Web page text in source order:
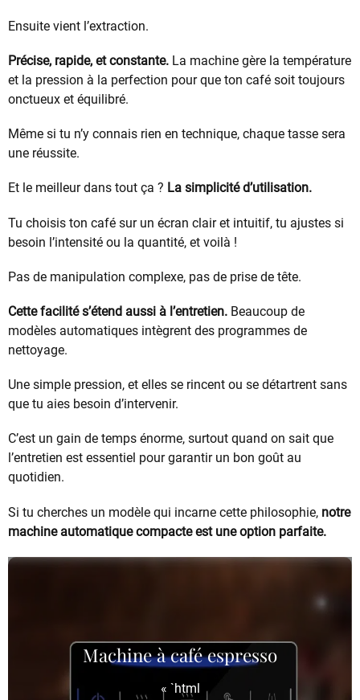
Ensuite vient l’extraction.
Précise, rapide, et constante. La machine gère la température
et la pression à la perfection pour que ton café soit toujours
onctueux et équilibré.
Même si tu n’y connais rien en technique, chaque tasse sera
une réussite.
Et le meilleur dans tout ça ? La simplicité d’utilisation.
Tu choisis ton café sur un écran clair et intuitif, tu ajustes si
besoin l’intensité ou la quantité, et voilà !
Pas de manipulation complexe, pas de prise de tête.
Cette facilité s’étend aussi à l’entretien. Beaucoup de
modèles automatiques intègrent des programmes de
nettoyage.
Une simple pression, et elles se rincent ou se détartrent sans
que tu aies besoin d’intervenir.
C’est un gain de temps énorme, surtout quand on sait que
l’entretien est essentiel pour garantir un bon goût au
quotidien.
Si tu cherches un modèle qui incarne cette philosophie, notre
machine automatique compacte est une option parfaite.
Machine à café espresso
« `html